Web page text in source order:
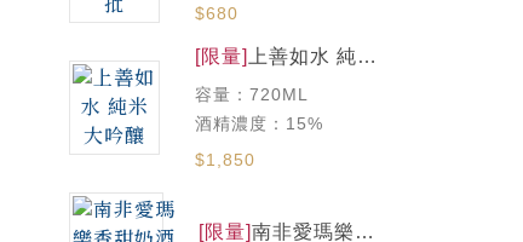
$680
[限量]
上善如水 純米
容量：720ML
酒精濃度：15%
$1,850
[限量]南非愛瑪樂香